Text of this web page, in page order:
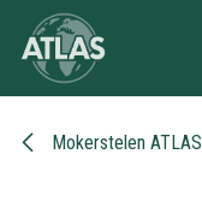
Overslaan naar inhoud
Mokerstelen ATLAS